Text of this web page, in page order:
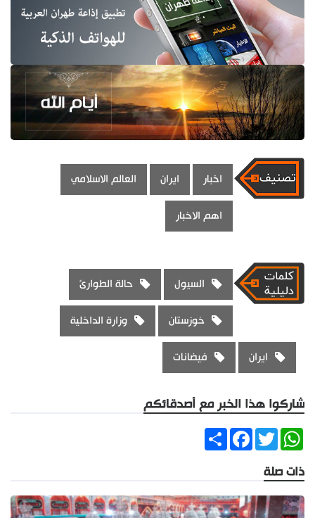
اخبار ايران العالم الاسلامي
اهم الاخبار
السيول حالة الطوارئ
خوزستان وزارة الداخلية
ايران فيضانات
شاركوا هذا الخبر مع أصدقائكم
ShareFacebookTwitter
WhatsApp
ذات صلة